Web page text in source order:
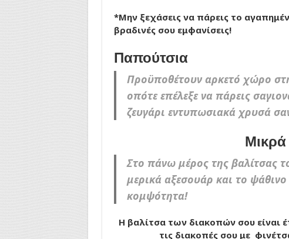
*Μην ξεχάσεις να πάρεις το
βραδινές σου εμφανίσεις!
Παπούτσια
Προϋποθέτουν αρκετό χώρο
οπότε επέλεξε να πάρεις
ζευγάρι εντυπωσιακά χρυσά
Μικρά
Στο πάνω μέρος της βαλίτσας
μερικά αξεσουάρ και το
κομψότητα!
Η βαλίτσα των διακοπών σου είναι
τις διακοπές σου με